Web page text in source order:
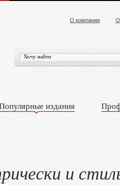
О компании
издания
и